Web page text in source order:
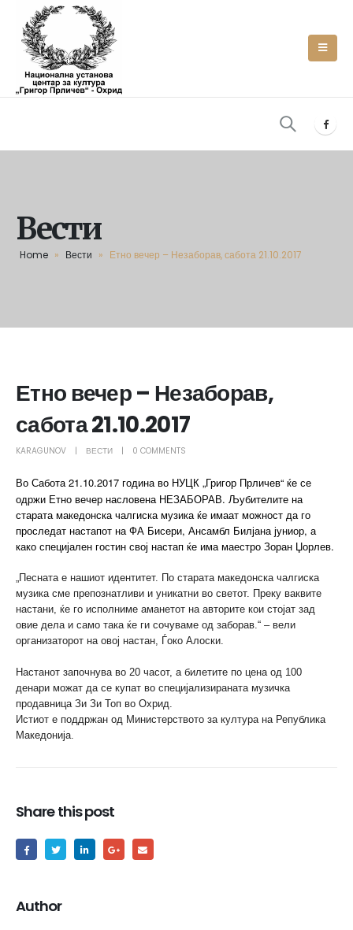
Вести
Home » Вести » Етно вечер – Незаборав, сабота 21.10.2017
Етно вечер – Незаборав,
сабота 21.10.2017
KARAGUNOV ВЕСТИ 0 COMMENTS
Во Сабота 21.10.2017 година во НУЦК „Григор Прличев“ ќе се
одржи Етно вечер насловена НЕЗАБОРАВ. Љубителите на
старата македонска чалгиска музика ќе имаат можност да го
проследат настапот на ФА Бисери, Ансамбл Билјана јуниор, а
како специјален гостин свој настап ќе има маестро Зоран Џорлев.
„Песната е нашиот идентитет. По старата македонска чалгиска
музика сме препознатливи и уникатни во светот. Преку ваквите
настани, ќе го исполниме аманетот на авторите кои стојат зад
овие дела и само така ќе ги сочуваме од заборав.“ – вели
организаторот на овој настан, Ѓоко Алоски.
Настанот започнува во 20 часот, а билетите по цена од 100
денари можат да се купат во специјализираната музичка
продавница Зи Зи Топ во Охрид.
Истиот е поддржан од Министерството за култура на Република
Македонија.
Share this post
Author